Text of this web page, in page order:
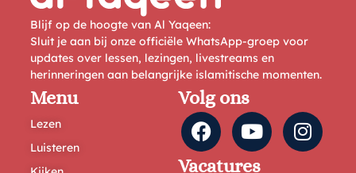
Blijf op de hoogte van Al Yaqeen:
Sluit je aan bij onze officiële WhatsApp-groep voor
updates over lessen, lezingen, livestreams en
herinneringen aan belangrijke islamitische momenten.
Menu
Lezen
Luisteren
Volg ons
Vacatures